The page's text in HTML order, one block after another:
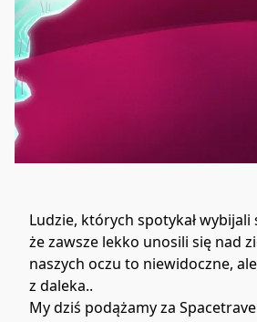
Ludzie, których spotykał wybijali
że zawsze lekko unosili się nad
naszych oczu to niewidoczne,
z daleka..
My dziś podążamy za